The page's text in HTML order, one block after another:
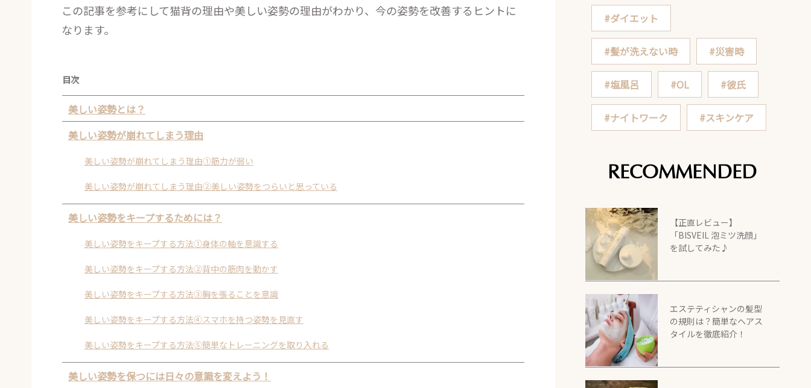
この記事を参考にして猫背の理由や美しい姿勢の理由がわかり、今の姿勢を改善するヒントに
なります。
目次
美しい姿勢とは？
美しい姿勢が崩れてしまう理由
美しい姿勢が崩れてしまう理由①筋力が弱い
美しい姿勢が崩れてしまう理由②美しい姿勢をつらいと思っている
美しい姿勢をキープするためには？
美しい姿勢をキープする方法①身体の軸を意識する
美しい姿勢をキープする方法②背中の筋肉を動かす
美しい姿勢をキープする方法③胸を張ることを意識
美しい姿勢をキープする方法④スマホを持つ姿勢を見直す
美しい姿勢をキープする方法⑤簡単なトレーニングを取り入れる
美しい姿勢を保つには日々の意識を変えよう！
#ダイエット
#髪が洗えない時 #災害時
#塩風呂 #OL #彼氏
#ナイトワーク #スキンケア
RECOMMENDED
【正直レビュー】
「BISVEIL 泡ミツ洗顔」
を試してみた♪
エステティシャンの髪型
の規則は？簡単なヘアス
タイルを徹底紹介！